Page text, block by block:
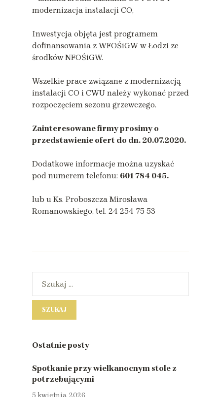
modernizacja instalacji CO,
Inwestycja objęta jest programem
dofinansowania z WFOŚiGW w Łodzi ze
środków NFOŚiGW.
Wszelkie prace związane z modernizacją
instalacji CO i CWU należy wykonać przed
rozpoczęciem sezonu grzewczego.
Zainteresowane firmy prosimy o
przedstawienie ofert do dn. 20.07.2020.
Dodatkowe informacje można uzyskać
pod numerem telefonu: 601 784 045.
lub u Ks. Proboszcza Mirosława
Romanowskiego, tel. 24 254 75 53
Ostatnie posty
Spotkanie przy wielkanocnym stole z
potrzebującymi
5 kwietnia, 2026